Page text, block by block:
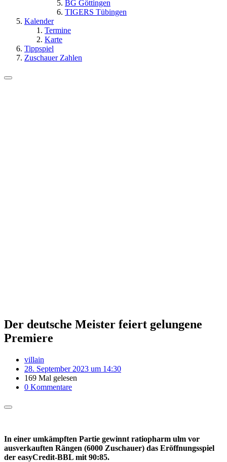
BG Göttingen
TIGERS Tübingen
Kalender
Termine
Karte
Tippspiel
Zuschauer Zahlen
Der deutsche Meister feiert gelungene
Premiere
villain
28. September 2023 um 14:30
169 Mal gelesen
0 Kommentare
In einer umkämpften Partie gewinnt ratiopharm ulm vor
ausverkauften Rängen (6000 Zuschauer) das Eröffnungsspiel
der easyCredit-BBL mit 90:85.